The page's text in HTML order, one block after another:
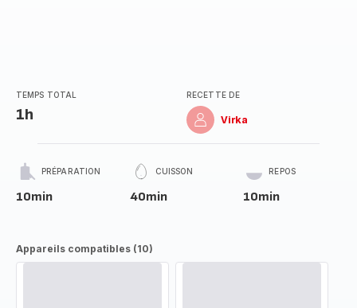
TEMPS TOTAL
1h
RECETTE DE
Virka
PRÉPARATION
10min
CUISSON
40min
REPOS
10min
Appareils compatibles (10)